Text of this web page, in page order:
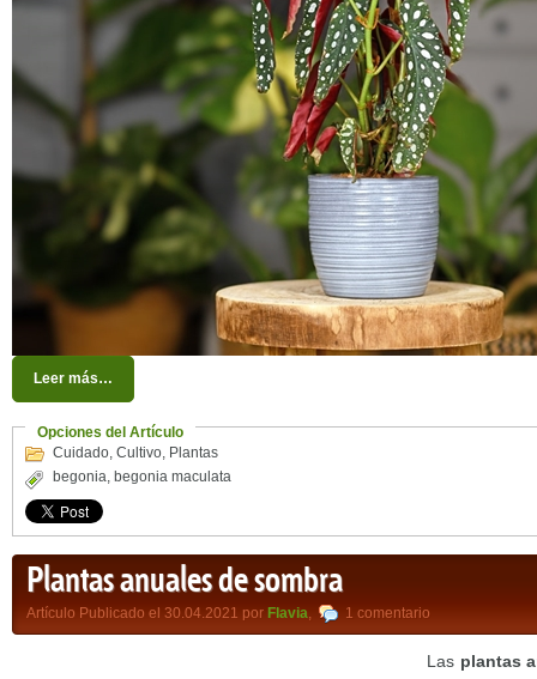
Leer más…
Opciones del Artículo
Cuidado, Cultivo, Plantas
begonia, begonia maculata
Plantas anuales de sombra
Artículo Publicado el 30.04.2021 por Flavia, 1 comentario
Las plantas